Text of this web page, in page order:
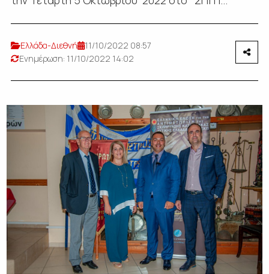
Ελλάδα-Διεθνή
11/10/2022 08:57
Ενημέρωση: 11/10/2022 14:02